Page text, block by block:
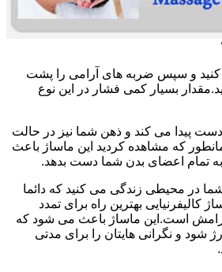
کنید و سپس ضربه های آرامی را پشت
بسیار کمی فشار در این نوع
پیدا می کند و ذهن شما نیز در حالت
که مشاهده کردید این ماساژ باعث
تمام اعضای بدن شما دست بدهد.
شما در محیطی زندگی می کنید که دائما
کالیفرنیایی بهترین راه برای تمدد
است.این ماساژ باعث می شود که
شود و نگرانی هایتان را برای مدتی